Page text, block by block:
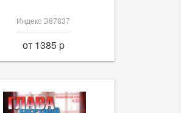
Индекс Э87837
от 1385 p